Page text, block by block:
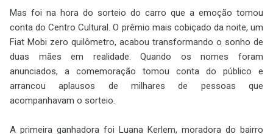
Mas foi na hora do sorteio do carro que a emoção tomou
conta do Centro Cultural. O prêmio mais cobiçado da noite, um
Fiat Mobi zero quilômetro, acabou transformando o sonho de
duas mães em realidade. Quando os nomes foram
anunciados, a comemoração tomou conta do público e
arrancou aplausos de milhares de pessoas que
acompanhavam o sorteio.
A primeira ganhadora foi Luana Kerlem, moradora do bairro